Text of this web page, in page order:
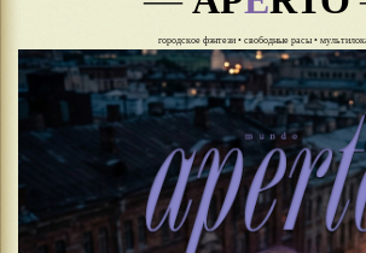
городское фэнтези • свободные расы •